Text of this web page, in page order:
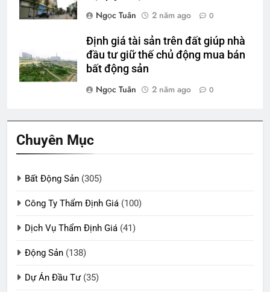
Ngọc Tuân
2 năm ago 0
Định giá tài sản trên đất giúp nhà
đầu tư giữ thế chủ động mua bán
bất động sản
Ngọc Tuân
2 năm ago 0
Chuyên Mục
Bất Động Sản (305)
Công Ty Thẩm Định Giá (100)
Dịch Vụ Thẩm Định Giá (41)
Động Sản (138)
Dự Án Đầu Tư(35)